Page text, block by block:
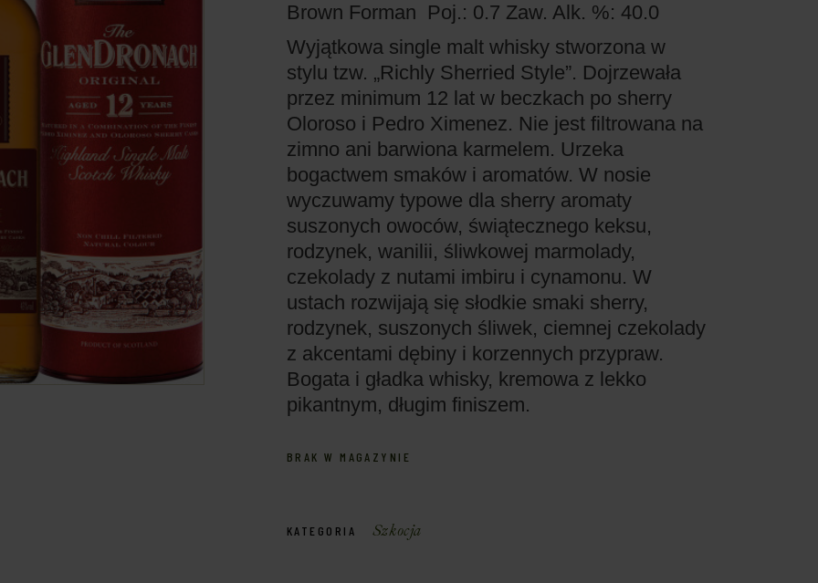
Brown Forman Poj.: 0.7 Zaw. Alk. %: 40.0
Wyjątkowa single malt whisky stworzona w
stylu tzw. „Richly Sherried Style”. Dojrzewała
przez minimum 12 lat w beczkach po sherry
Oloroso i Pedro Ximenez. Nie jest filtrowana na
zimno ani barwiona karmelem. Urzeka
bogactwem smaków i aromatów. W nosie
wyczuwamy typowe dla sherry aromaty
suszonych owoców, świątecznego keksu,
rodzynek, wanilii, śliwkowej marmolady,
czekolady z nutami imbiru i cynamonu. W
ustach rozwijają się słodkie smaki sherry,
rodzynek, suszonych śliwek, ciemnej czekolady
z akcentami dębiny i korzennych przypraw.
Bogata i gładka whisky, kremowa z lekko
pikantnym, długim finiszem.
BRAK W MAGAZYNIE
KATEGORIA Szkocja